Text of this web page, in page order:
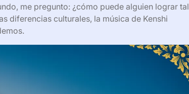
me pregunto: ¿cómo puede alguien lograr tal
diferencias culturales, la música de Kenshi